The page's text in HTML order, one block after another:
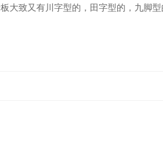
大致又有川字型的，田字型的，九脚型